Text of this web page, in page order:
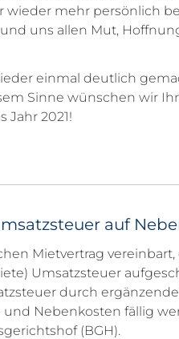
wieder mehr persönlich
uns allen Mut,
einmal deutlich
Sinne wünschen wir
Jahr 2021!
auf
Mietvertrag vereinbart,
Umsatzsteuer
durch
Nebenkosten fällig
(BGH).